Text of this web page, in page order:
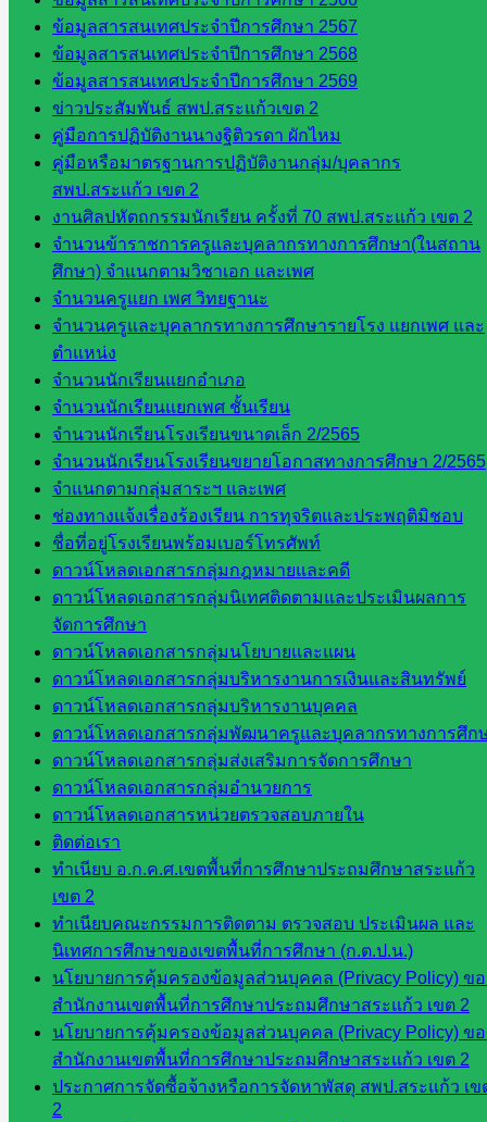
ข้อมูลสารสนเทศประจำปีการศึกษา 2567
ข้อมูลสารสนเทศประจำปีการศึกษา 2568
ข้อมูลสารสนเทศประจำปีการศึกษา 2569
ข่าวประสัมพันธ์ สพป.สระแก้วเขต 2
คู่มือการปฏิบัติงานนางฐิติวรดา ผักไหม
คู่มือหรือมาตรฐานการปฏิบัติงานกลุ่ม/บุคลากร
สพป.สระแก้ว เขต 2
งานศิลปหัตถกรรมนักเรียน ครั้งที่ 70 สพป.สระแก้ว เขต 2
จำนวนข้าราชการครูและบุคลากรทางการศึกษา(ในสถาน
ศึกษา) จำแนกตามวิชาเอก และเพศ
จำนวนครูแยก เพศ วิทยฐานะ
จำนวนครูและบุคลากรทางการศึกษารายโรง แยกเพศ และ
ตำแหน่ง
จำนวนนักเรียนแยกอำเภอ
จำนวนนักเรียนแยกเพศ ชั้นเรียน
จำนวนนักเรียนโรงเรียนขนาดเล็ก 2/2565
จำนวนนักเรียนโรงเรียนขยายโอกาสทางการศึกษา 2/2565
จำแนกตามกลุ่มสาระฯ และเพศ
ช่องทางแจ้งเรื่องร้องเรียน การทุจริตและประพฤติมิชอบ
ชื่อที่อยู่โรงเรียนพร้อมเบอร์โทรศัพท์
ดาวน์โหลดเอกสารกลุ่มกฎหมายและคดี
ดาวน์โหลดเอกสารกลุ่มนิเทศติดตามและประเมินผลการ
จัดการศึกษา
ดาวน์โหลดเอกสารกลุ่มนโยบายและแผน
ดาวน์โหลดเอกสารกลุ่มบริหารงานการเงินและสินทรัพย์
ดาวน์โหลดเอกสารกลุ่มบริหารงานบุคคล
ดาวน์โหลดเอกสารกลุ่มพัฒนาครูและบุคลากรทางการศึก
ดาวน์โหลดเอกสารกลุ่มส่งเสริมการจัดการศึกษา
ดาวน์โหลดเอกสารกลุ่มอำนวยการ
ดาวน์โหลดเอกสารหน่วยตรวจสอบภายใน
ติดต่อเรา
ทำเนียบ อ.ก.ค.ศ.เขตพื้นที่การศึกษาประถมศึกษาสระแก้ว
เขต 2
ทำเนียบคณะกรรมการติดตาม ตรวจสอบ ประเมินผล และ
นิเทศการศึกษาของเขตพื้นที่การศึกษา (ก.ต.ป.น.)
นโยบายการคุ้มครองข้อมูลส่วนบุคคล (Privacy Policy) ข
สำนักงานเขตพื้นที่การศึกษาประถมศึกษาสระแก้ว เขต 2
นโยบายการคุ้มครองข้อมูลส่วนบุคคล (Privacy Policy) ข
สำนักงานเขตพื้นที่การศึกษาประถมศึกษาสระแก้ว เขต 2
ประกาศการจัดซื้อจ้างหรือการจัดหาพัสดุ สพป.สระแก้ว เข
2
ห้อง
นิเทศ
ศน.นิพนธ์
พรมพิไล
ห้อง
นิเทศ
ศน.ชยา
ธิศ/
ศน.อัญชลี
ห้อง
นิเทศ
ดร.สราว
ดี เพ็งศรี
โคตร
เว็บไซต์
คณะ
กรรมการ
ก.ต.ป.น.
เว็บไซต์
อ.ค.ก.ศ.เขต
พื้นที่การ
ศึกษา
ดาวน์โหลด
เอกสาร
กลุ่
มอำนวย
การ
กลุ่ม
บริหาร
งานงาน
เงินและ
สินทรัพย์
กลุ่มน
โยบาย
และแผน
กลุ่มส่ง
เสริมการ